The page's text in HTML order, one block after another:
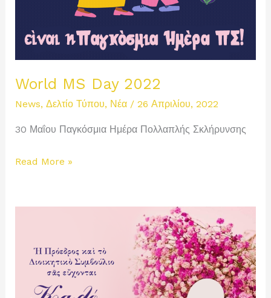
World MS Day 2022
News, Δελτίο Τύπου, Νέα/ 26 Απριλίου, 2022
30 Μαΐου Παγκόσμια Ημέρα Πολλαπλής Σκλήρυνσης
World
Read More »